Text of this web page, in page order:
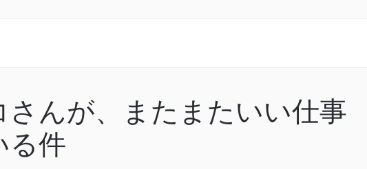
さんが、またまたいい仕事
る件